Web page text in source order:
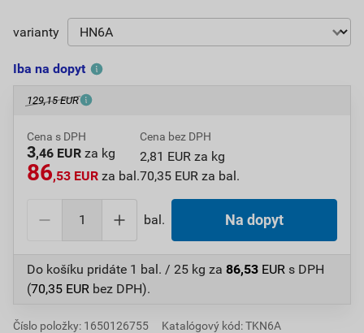
varianty
Iba na dopyt
129,15 EUR
Cena s DPH
3,46 EUR za kg
86,53 EUR za bal.
Cena bez DPH
2,81 EUR za kg
70,35 EUR za bal.
bal. Na dopyt
Do košíku pridáte 1 bal. / 25 kg za 86,53 EUR s DPH
(70,35 EUR bez DPH).
Číslo položky: 1650126755
Katalógový kód: TKN6A